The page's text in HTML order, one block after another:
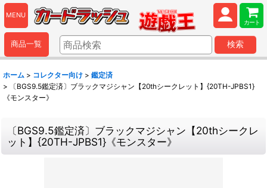
MENU
カート
商品一覧 検索
ホーム > コレクター向け > 鑑定済
>
〔BGS9.5鑑定済〕ブラックマジシャン【20thシークレット】{20TH-JPBS1}
《モンスター》
〔BGS9.5鑑定済〕ブラックマジシャン【20thシークレ
ット】{20TH-JPBS1}《モンスター》